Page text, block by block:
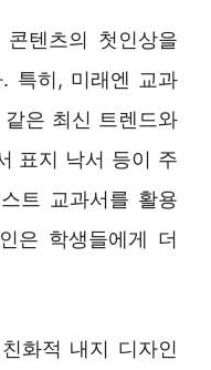
텐츠의 첫인상을
특히, 미래엔 교과
은 최신 트렌드와
표지 낙서 등이 주
트 교과서를 활용
은 학생들에게 더
화적 내지 디자인